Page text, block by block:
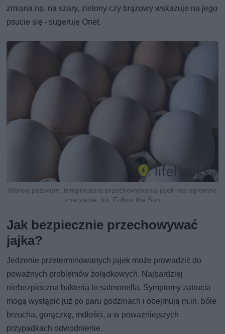
zmiana np. na szary, zielony czy brązowy wskazuje na jego
psucie się - sugeruje Onet.
Wbrew pozorom, temperatura przechowywania jajek ma ogromne
znaczenie, fot. Follow the Sun
Jak bezpiecznie przechowywać
jajka?
Jedzenie przeterminowanych jajek może prowadzić do
poważnych problemów żołądkowych. Najbardziej
niebezpieczna bakteria to salmonella. Symptomy zatrucia
mogą wystąpić już po paru godzinach i obejmują m.in. bóle
brzucha, gorączkę, mdłości, a w poważniejszych
przypadkach odwodnienie.